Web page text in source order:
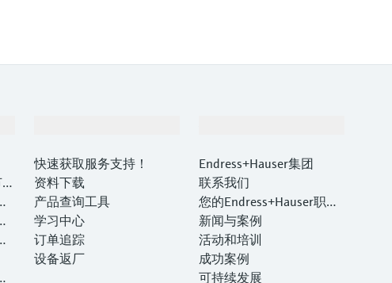
快速获取服务支持！
资料下载
产品查询工具
学习中心
订单追踪
设备返厂
Endress+Hauser集团
联系我们
您的Endress+Hauser职业
生涯
新闻与案例
活动和培训
成功案例
可持续发展